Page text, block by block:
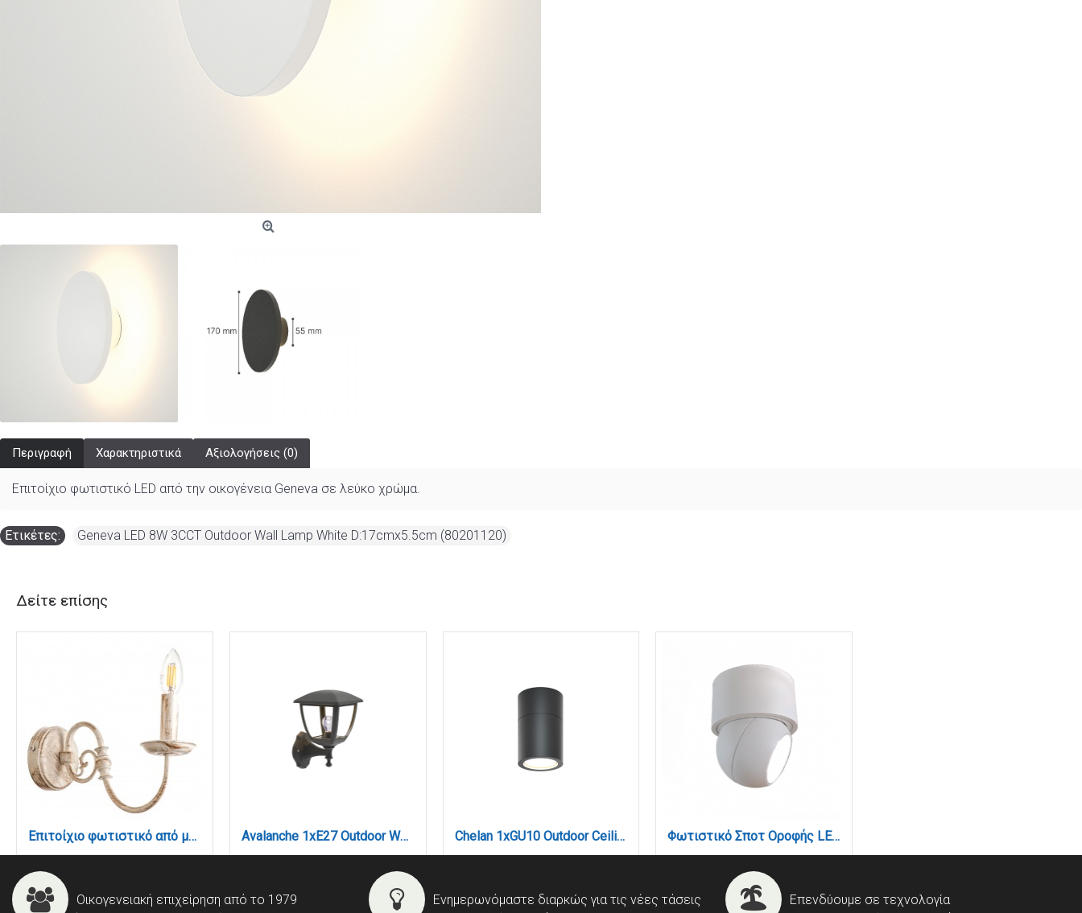
Περιγραφή Χαρακτηριστικά Αξιολογήσεις (0)
Επιτοίχιο φωτιστικό LED από την οικογένεια Geneva σε λεύκο χρώμα.
Ετικέτες: Geneva LED 8W 3CCT Outdoor Wall Lamp White D:17cmx5.5cm (80201120)
Δείτε επίσης
Επιτοίχιο φωτιστικό από μέταλλο σε λευκή πατίνα 1XE14 D:30cm (43371) Avalanche 1xE27 Outdoor Wall Lamp Black D:22cmx30cm (80201214) Chelan 1xGU10 Outdoor Ceiling Down Light Anthracite D:10.3cmx6cm (80300144) Φωτιστικό Σποτ Οροφής LED 7W, 3000K, Λευκό, 8x10cm(9097-White)
Οικογενειακή επιχείρηση από το 1979
Ενημερωνόμαστε διαρκώς για τις νέες τάσεις
Επενδύουμε σε τεχνολογία